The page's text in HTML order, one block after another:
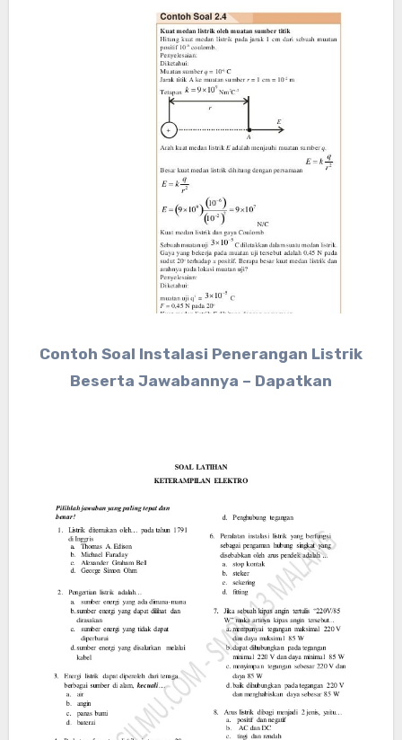
Contoh Soal Instalasi Penerangan Listrik
Beserta Jawabannya – Dapatkan